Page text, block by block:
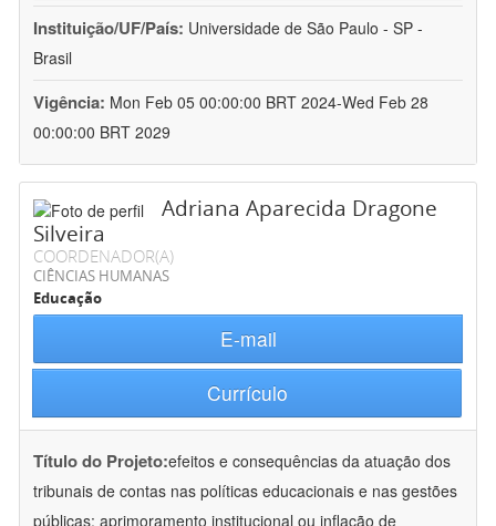
Instituição/UF/País: Universidade de São Paulo - SP -
Brasil
Vigência: Mon Feb 05 00:00:00 BRT 2024-Wed Feb 28
00:00:00 BRT 2029
Adriana Aparecida Dragone
Silveira
COORDENADOR(A)
CIÊNCIAS HUMANAS
Educação
E-mail
Currículo
Título do Projeto:efeitos e consequências da atuação dos
tribunais de contas nas políticas educacionais e nas gestões
públicas: aprimoramento institucional ou inflação de